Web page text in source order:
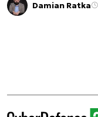
Damian Ratka